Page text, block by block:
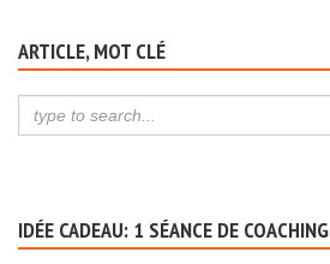
ARTICLE, MOT CLÉ
IDÉE CADEAU: 1 SÉANCE DE COACHING